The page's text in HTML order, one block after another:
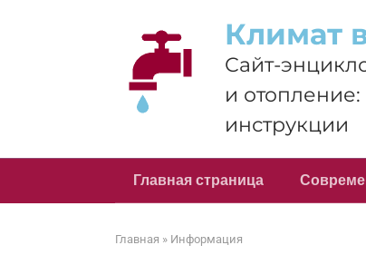
Климат
Сайт-
и отопление:
инструкции
Главная страница
Главная » Информация